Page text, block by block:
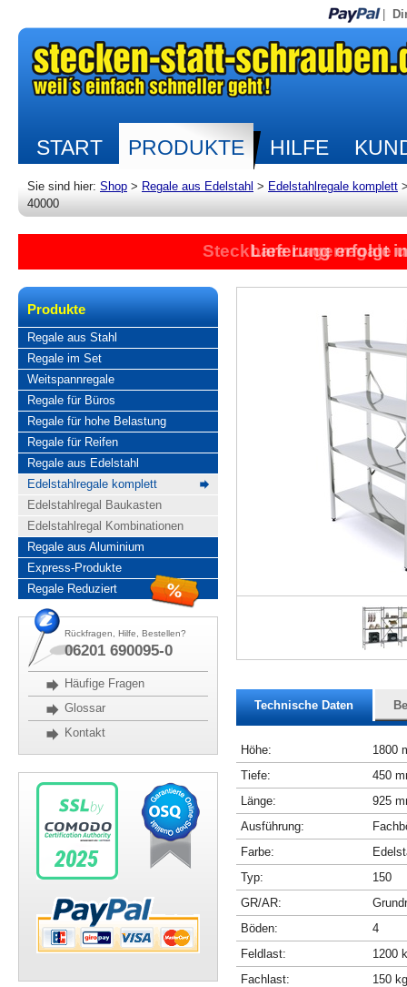
START PRODUKTE HILFE
Sie sind hier: Shop > Regale aus Edelstahl > Edelstahlregale komplett
40000
Steckbare Lagerregale
Lieferung erfolgt
Produkte
Regale aus Stahl
Regale im Set
Weitspannregale
Regale für Büros
Regale für hohe Belastung
Regale für Reifen
Regale aus Edelstahl
Edelstahlregale komplett
Edelstahlregal Baukasten
Edelstahlregal Kombinationen
Regale aus Aluminium
Express-Produkte
Regale Reduziert
Rückfragen, Hilfe, Bestellen?
06201 690095-0
Häufige Fragen
Glossar
Kontakt
Technische Daten
Höhe:
1800
Tiefe:
450
Länge:
925
Ausführung:
Farbe:
Typ:
150
GR/AR:
Böden:
4
Feldlast:
1200
Fachlast:
150 kg